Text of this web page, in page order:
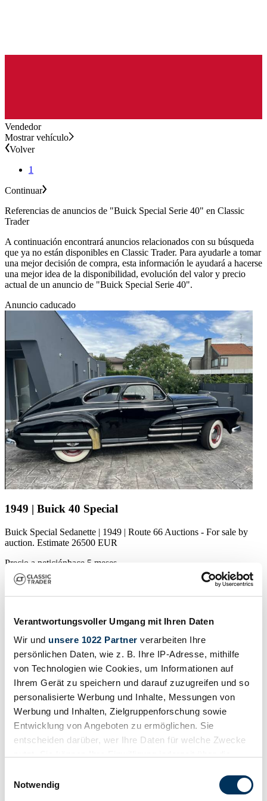
Verantwortungsvoller Umgang mit Ihren Daten
Wir und unsere 1022 Partner verarbeiten Ihre
persönlichen Daten, wie z. B. Ihre IP-Adresse, mithilfe
von Technologien wie Cookies, um Informationen auf
Ihrem Gerät zu speichern und darauf zuzugreifen und so
personalisierte Werbung und Inhalte, Messungen von
Werbung und Inhalten, Zielgruppenforschung sowie
Entwicklung von Angeboten zu ermöglichen. Sie
entscheiden darüber, wer Ihre Daten für welche Zwecke
Trigger Symbol ändern oder widerrufen
Notwendig
Vendedor
Mostrar vehículo
Volver
1
Continuar
Referencias de anuncios de "Buick Special Serie 40" en Classic
Trader
A continuación encontrará anuncios relacionados con su búsqueda
que ya no están disponibles en Classic Trader. Para ayudarle a tomar
una mejor decisión de compra, esta información le ayudará a hacerse
una mejor idea de la disponibilidad, evolución del valor y precio
actual de un anuncio de "Buick Special Serie 40".
Anuncio caducado
1949 | Buick 40 Special
Buick Special Sedanette | 1949 | Route 66 Auctions - For sale by
auction. Estimate 26500 EUR
Precio a peticiónhace 5 meses
Código fabricante
Serie 40